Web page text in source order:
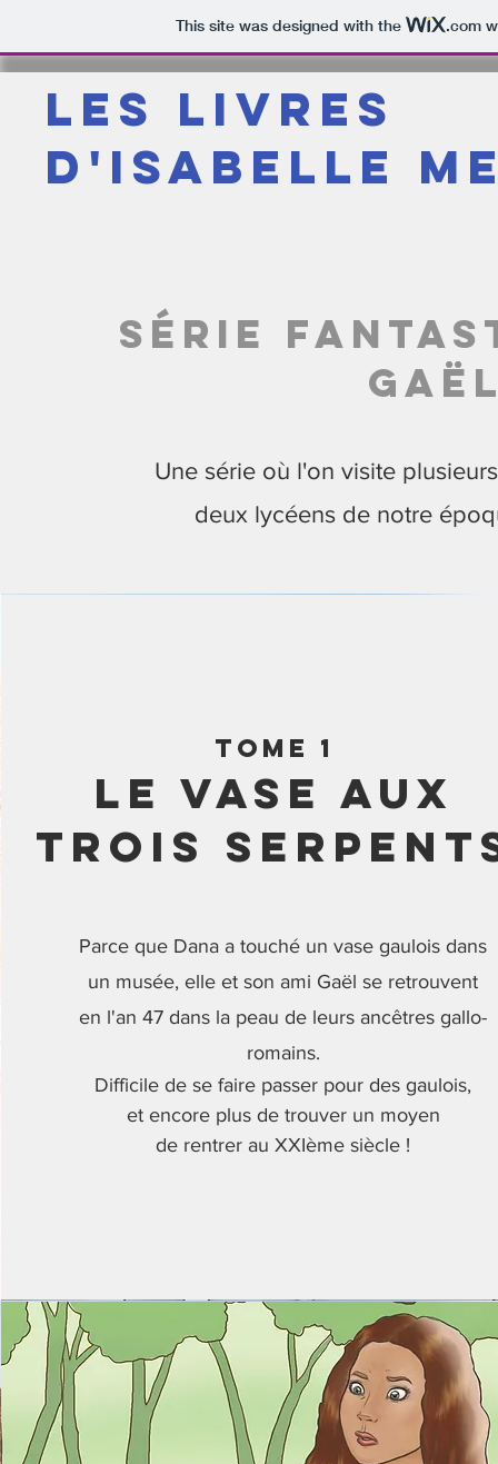
This site was designed with the .com
Les livres
d'Isabelle
série
Une série où l'on visite
deux lycéens de notre
tome 1
Le vase aux
trois
Parce que Dana a touché un vase gauloisdans
un musée, elle et son ami Gaël se retrouvent
en l'an 47 dans la peau de leurs ancêtres gallo-
romains.
Difficile de se faire passer pour des gaulois,
et encore plus de trouver un moyen
de rentrer au XXIème siècle !